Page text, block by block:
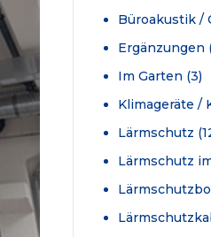
Büroakustik /
Ergänzungen
Im Garten (3)
Klimageräte /
Lärmschutz
Lärmschutz